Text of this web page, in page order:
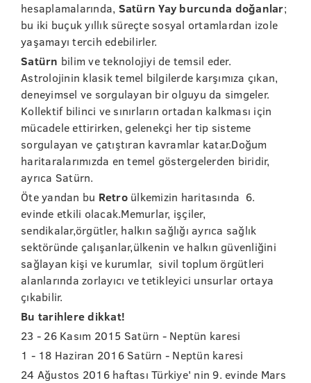
hesaplamalarında, Satürn Yay burcunda doğanlar;
bu iki buçuk yıllık süreçte sosyal ortamlardan izole
yaşamayı tercih edebilirler.
Satürn bilim ve teknolojiyi de temsil eder.
Astrolojinin klasik temel bilgilerde karşımıza çıkan,
deneyimsel ve sorgulayan bir olguyu da simgeler.
Kollektif bilinci ve sınırların ortadan kalkması için
mücadele ettirirken, gelenekçi her tip sisteme
sorgulayan ve çatıştıran kavramlar katar.Doğum
haritaralarımızda en temel göstergelerden biridir,
ayrıca Satürn.
Öte yandan bu Retro ülkemizin haritasında 6.
evinde etkili olacak.Memurlar, işçiler,
sendikalar,örgütler, halkın sağlığı ayrıca sağlık
sektöründe çalışanlar,ülkenin ve halkın güvenliğini
sağlayan kişi ve kurumlar, sivil toplum örgütleri
alanlarında zorlayıcı ve tetikleyici unsurlar ortaya
çıkabilir.
Bu tarihlere dikkat!
23 - 26 Kasım 2015 Satürn - Neptün karesi
1 - 18 Haziran 2016 Satürn - Neptün karesi
24 Ağustos 2016 haftası Türkiye' nin 9. evinde Mars